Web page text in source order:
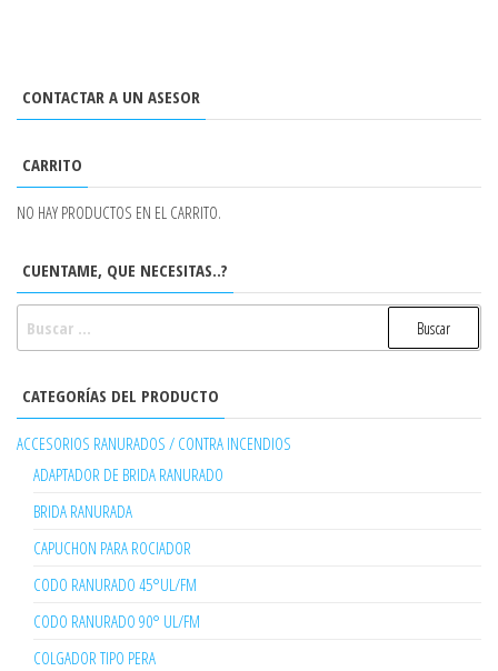
CONTACTAR A UN ASESOR
CARRITO
NO HAY PRODUCTOS EN EL CARRITO.
CUENTAME, QUE NECESITAS..?
CATEGORÍAS DEL PRODUCTO
ACCESORIOS RANURADOS / CONTRA INCENDIOS
ADAPTADOR DE BRIDA RANURADO
BRIDA RANURADA
CAPUCHON PARA ROCIADOR
CODO RANURADO 45°UL/FM
CODO RANURADO 90° UL/FM
COLGADOR TIPO PERA